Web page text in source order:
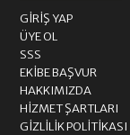
GIRIŞ YAP
ÜYE OL
SSS
EKIBE BAŞVUR
HAKKIMIZDA
HIZMET ŞARTLARI
GIZLILIK POLITIKASI